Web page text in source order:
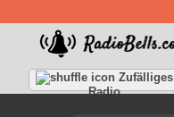
Zufälliges
Radio